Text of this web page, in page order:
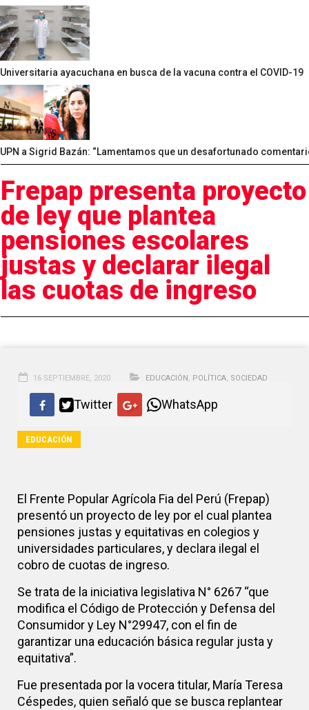
Universitaria ayacuchana en busca de la vacuna contra el COVID-19
UPN a Sigrid Bazán: “Lamentamos que un desafortunado
Frepap presenta proyecto
de ley que plantea
pensiones escolares
justas y declarar ilegal
las cuotas de ingreso
16 SEPTIEMBRE, 2020 EDUCACIÓN, POLÍTICA, SOCIEDAD
Twitter WhatsApp
EDUCACIÓN
El Frente Popular Agrícola Fia del Perú (Frepap)
presentó un proyecto de ley por el cual plantea
pensiones justas y equitativas en colegios y
universidades particulares, y declara ilegal el
cobro de cuotas de ingreso.
Se trata de la iniciativa legislativa N° 6267 “que
modifica el Código de Protección y Defensa del
Consumidor y Ley N°29947, con el fin de
garantizar una educación básica regular justa y
equitativa”.
Fue presentada por la vocera titular, María Teresa
Céspedes, quien señaló que se busca replantear